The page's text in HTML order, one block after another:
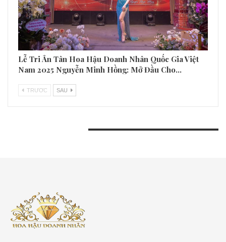
Lễ Tri Ân Tân Hoa Hậu Doanh Nhân Quốc Gia Việt
Nam 2025 Nguyễn Minh Hồng: Mở Đầu Cho…
TRƯƠC SAU